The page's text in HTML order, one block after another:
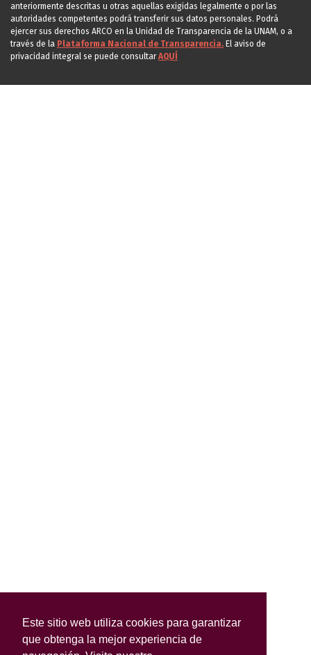
Este sitio web utiliza cookies para garantizar
que obtenga la mejor experiencia de
anteriormente descritas u otras aquellas exigidas legalmente o por las
autoridades competentes podrá transferir sus datos personales. Podrá
ejercer sus derechos ARCO en la Unidad de Transparencia de la UNAM, o a
través de la Plataforma Nacional de Transparencia. El aviso de
privacidad integral se puede consultarAQUÍ